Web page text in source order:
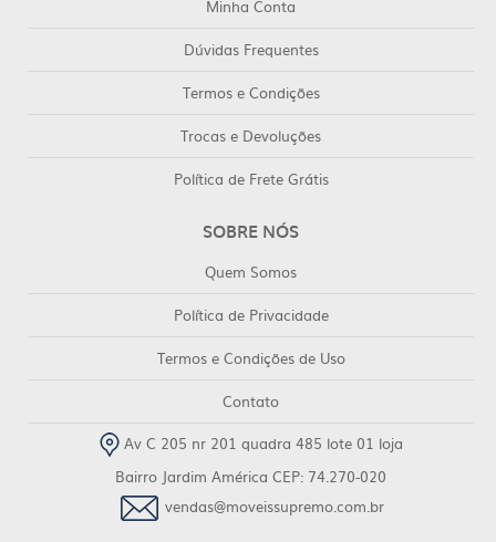
Minha Conta
Dúvidas Frequentes
Termos e Condições
Trocas e Devoluções
Política de Frete Grátis
SOBRE NÓS
Quem Somos
Política de Privacidade
Termos e Condições de Uso
Contato
Av C 205 nr 201 quadra 485 lote 01 loja
Bairro Jardim América CEP: 74.270-020
vendas@moveissupremo.com.br